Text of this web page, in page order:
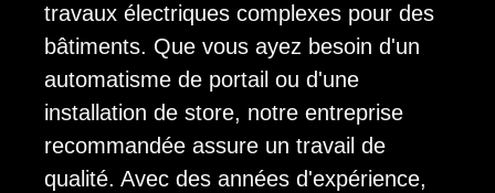
travaux électriques complexes pour des
bâtiments. Que vous ayez besoin d'un
automatisme de portail ou d'une
installation de store, notre entreprise
recommandée assure un travail de
qualité. Avec des années d'expérience,